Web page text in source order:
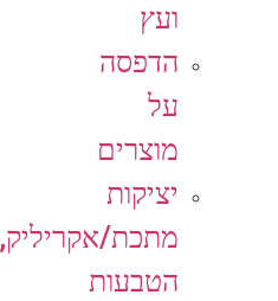
ועץ
הדפסה
על
מוצרים
יציקות
מתכת/אקריליק,
הטבעות